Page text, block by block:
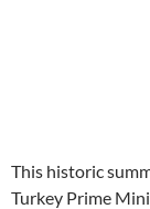
This historic
Turkey Prime